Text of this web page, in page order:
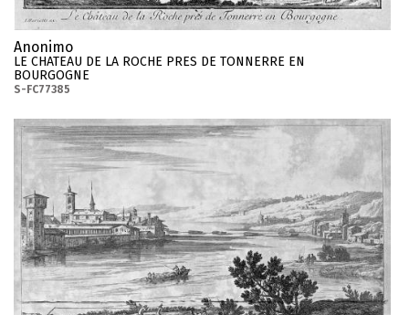
Anonimo
LE CHATEAU DE LA ROCHE PRES DE TONNERRE EN
BOURGOGNE
S-FC77385